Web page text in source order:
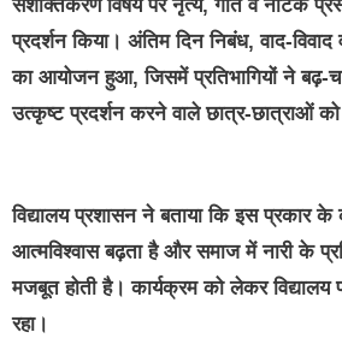
सशक्तिकरण विषय पर नृत्य, गीत व नाटक
प्रदर्शन किया। अंतिम दिन निबंध, वाद-विवाद
का आयोजन हुआ, जिसमें प्रतिभागियों ने बढ़-
उत्कृष्ट प्रदर्शन करने वाले छात्र-छात्राओं
विद्यालय प्रशासन ने बताया कि इस प्रकार
आत्मविश्वास बढ़ता है और समाज में नारी के
मजबूत होती है। कार्यक्रम को लेकर विद्यालय
रहा।